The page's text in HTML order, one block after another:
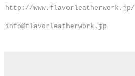
http://www.flavorleatherwork.jp/
info@flavorleatherwork.jp